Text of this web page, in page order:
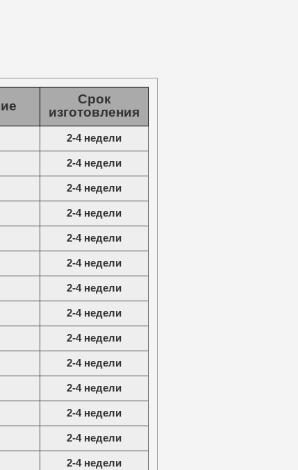
Срок
изготовления
2-4 недели
2-4 недели
2-4 недели
2-4 недели
2-4 недели
2-4 недели
2-4 недели
2-4 недели
2-4 недели
2-4 недели
2-4 недели
2-4 недели
2-4 недели
2-4 недели